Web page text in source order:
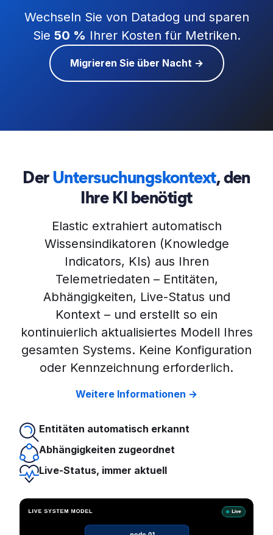
Wechseln Sie von Datadog und sparen
Sie 50 % Ihrer Kosten für Metriken.
Migrieren Sie über Nacht →
DerUntersuchungskontext, den
Ihre KI benötigt
Elastic extrahiert automatisch
Wissensindikatoren (Knowledge
Indicators, KIs) aus Ihren
Telemetriedaten – Entitäten,
Abhängigkeiten, Live-Status und
Kontext – und erstellt so ein
kontinuierlich aktualisiertes Modell Ihres
gesamten Systems. Keine Konfiguration
oder Kennzeichnung erforderlich.
Weitere Informationen →
Entitäten automatisch erkannt
Abhängigkeiten zugeordnet
Live-Status, immer aktuell